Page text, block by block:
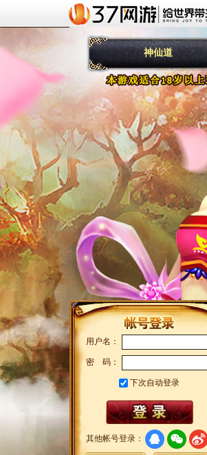
神仙道
用户名：
密 码：
下次自动登录
其他帐号登录：